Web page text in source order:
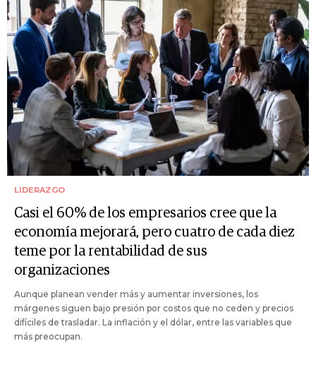
LIDERAZGO
Casi el 60% de los empresarios cree que la
economía mejorará, pero cuatro de cada diez
teme por la rentabilidad de sus
organizaciones
Aunque planean vender más y aumentar inversiones, los
márgenes siguen bajo presión por costos que no ceden y precios
difíciles de trasladar. La inflación y el dólar, entre las variables que
más preocupan.